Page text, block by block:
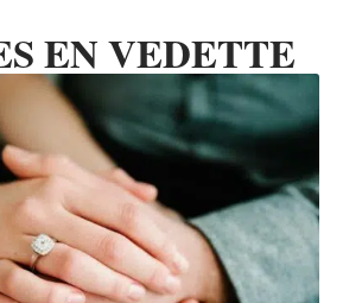
EN VEDETTE